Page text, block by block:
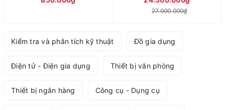
27.000.000₫
Kiểm tra và phân tích kỹ thuật Đồ gia dụng
Điện tử - Điện gia dụng Thiết bị văn phòng
Thiết bị ngân hàng Công cụ - Dụng cụ